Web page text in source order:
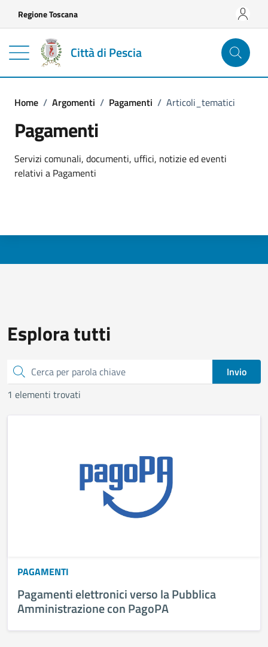
Regione Toscana
Città di Pescia
Home / Argomenti / Pagamenti / Articoli_tematici
Pagamenti
Dettagli dell'argomento
Servizi comunali, documenti, uffici, notizie ed eventi
relativi a Pagamenti
Esplora tutti
Cerca
Invio
1 elementi trovati
PAGAMENTI
Pagamenti elettronici verso la Pubblica
Amministrazione con PagoPA